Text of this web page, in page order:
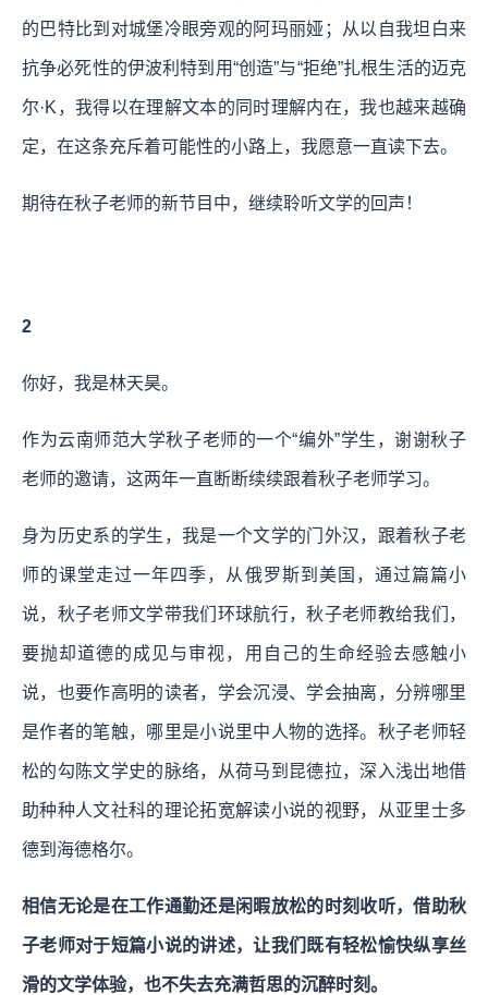
的巴特比到对城堡冷眼旁观的阿玛丽娅；从以自我坦白来
抗争必死性的伊波利特到用“创造”与“拒绝”扎根生活的迈克
尔·K，我得以在理解文本的同时理解内在，我也越来越确
定，在这条充斥着可能性的小路上，我愿意一直读下去。
期待在秋子老师的新节目中，继续聆听文学的回声！
2
你好，我是林天昊。
作为云南师范大学秋子老师的一个“编外”学生，谢谢秋子
老师的邀请，这两年一直断断续续跟着秋子老师学习。
身为历史系的学生，我是一个文学的门外汉，跟着秋子老
师的课堂走过一年四季，从俄罗斯到美国，通过篇篇小
说，秋子老师文学带我们环球航行，秋子老师教给我们，
要抛却道德的成见与审视，用自己的生命经验去感触小
说，也要作高明的读者，学会沉浸、学会抽离，分辨哪里
是作者的笔触，哪里是小说里中人物的选择。秋子老师轻
松的勾陈文学史的脉络，从荷马到昆德拉，深入浅出地借
助种种人文社科的理论拓宽解读小说的视野，从亚里士多
德到海德格尔。
相信无论是在工作通勤还是闲暇放松的时刻收听，借助秋
子老师对于短篇小说的讲述，让我们既有轻松愉快纵享丝
滑的文学体验，也不失去充满哲思的沉醉时刻。